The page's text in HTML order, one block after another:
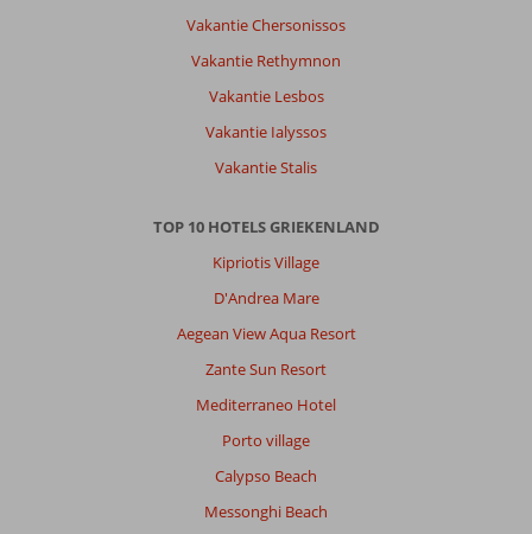
Vakantie Chersonissos
Vakantie Rethymnon
Vakantie Lesbos
Vakantie Ialyssos
Vakantie Stalis
TOP 10 HOTELS GRIEKENLAND
Kipriotis Village
D'Andrea Mare
Aegean View Aqua Resort
Zante Sun Resort
Mediterraneo Hotel
Porto village
Calypso Beach
Messonghi Beach